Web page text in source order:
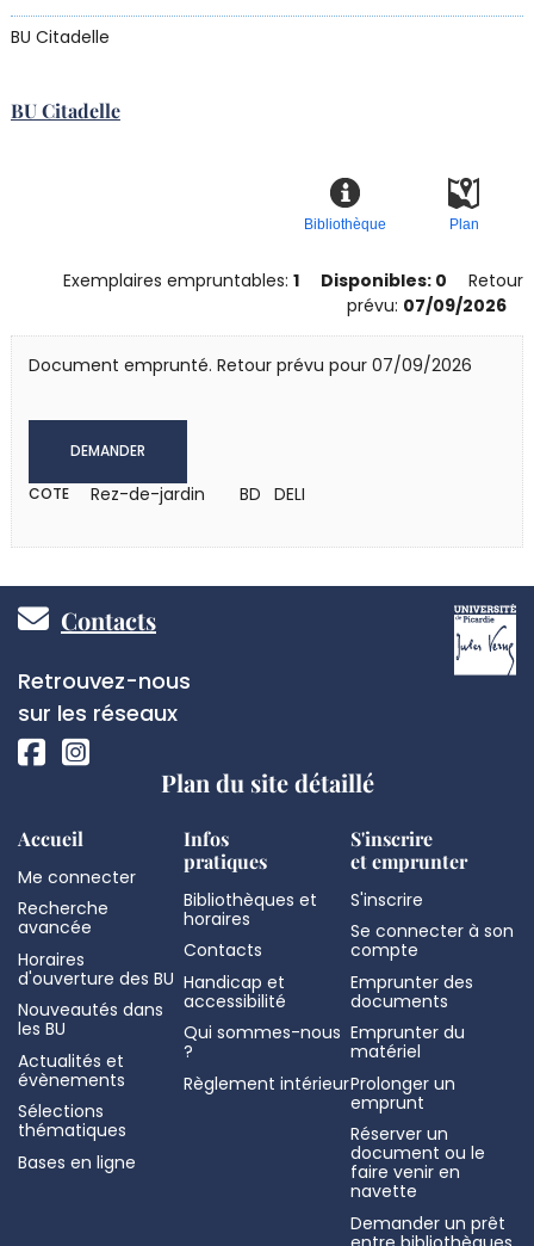
BU Citadelle
BU Citadelle
Plan
Bibliothèque
Exemplaires empruntables:1 Disponibles: 0
Retour
prévu: 07/09/2026
Document emprunté. Retour prévu pour 07/09/2026
DEMANDER
COTE Rez-de-jardin BD DELI
Pied
de
page
Contacts
Réseaux
sociaux
Retrouvez-nous
sur les réseaux
Plan du site détaillé
Accueil
Me connecter
Recherche
avancée
Horaires
d'ouverture des BU
Nouveautés dans
les BU
Actualités et
évènements
Sélections
thématiques
Bases en ligne
Infos
pratiques
Bibliothèques et
horaires
Contacts
Handicap et
accessibilité
Qui sommes-nous
?
Règlement intérieur
S'inscrire
et emprunter
S'inscrire
Se connecter à son
compte
Emprunter des
documents
Emprunter du
matériel
Prolonger un
emprunt
Réserver un
document ou le
faire venir en
navette
Demander un prêt